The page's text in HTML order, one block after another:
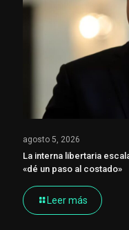
agosto 5, 2026
La interna libertaria
«dé un paso al costado»
Leer más